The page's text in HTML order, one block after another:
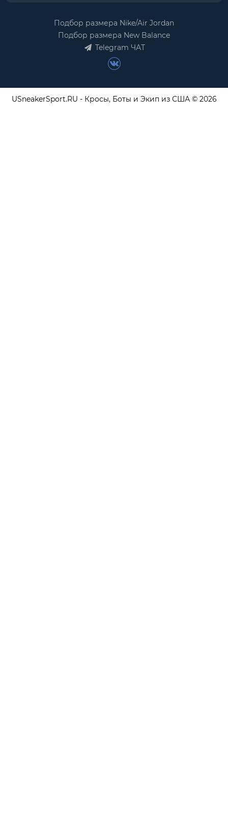
Подбор размера Nike/Air Jordan
Подбор размера New Balance
Telegram ЧАТ
USneakerSport.RU - Кросы, Боты и Экип из США © 2026